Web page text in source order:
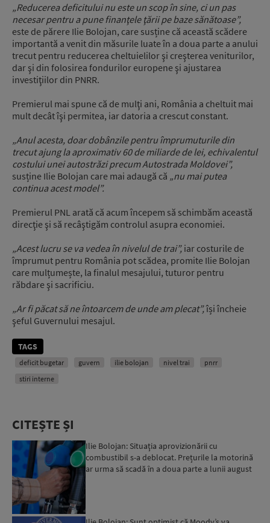
„Reducerea deficitului nu este un scop în sine, ci un pas
necesar pentru a pune finanţele ţării pe baze sănătoase”,
este de părere Ilie Bolojan, care susține că această scădere
importantă a venit din măsurile luate în a doua parte a anului
trecut pentru reducerea cheltuielilor şi creşterea veniturilor,
dar şi din folosirea fondurilor europene şi ajustarea
investiţiilor din PNRR.
Premierul mai spune că de mulţi ani, România a cheltuit mai
mult decât îşi permitea, iar datoria a crescut constant.
„Anul acesta, doar dobânzile pentru împrumuturile din
trecut ajung la aproximativ 60 de miliarde de lei, echivalentul
costului unei autostrăzi precum Autostrada Moldovei”,
susține Ilie Bolojan care mai adaugă că „nu mai putea
continua acest model”.
Premierul PNL arată că acum începem să schimbăm această
direcţie şi să recâştigăm controlul asupra economiei.
„Acest lucru se va vedea în nivelul de trai”, iar costurile de
împrumut pentru România pot scădea, promite Ilie Bolojan
care mulțumește, la finalul mesajului, tuturor pentru
răbdare şi sacrificiu.
„Ar fi păcat să ne întoarcem de unde am plecat”,își încheie
şeful Guvernului mesajul.
TAGS
deficit bugetar guvern ilie bolojan nivel trai
pnrr
stiri interne
CITEȘTE ȘI
Ilie Bolojan: Situaţia aprovizionării cu
combustibil s-a deblocat. Prețurile la motorină
ar urma să scadă în a doua parte a lunii august